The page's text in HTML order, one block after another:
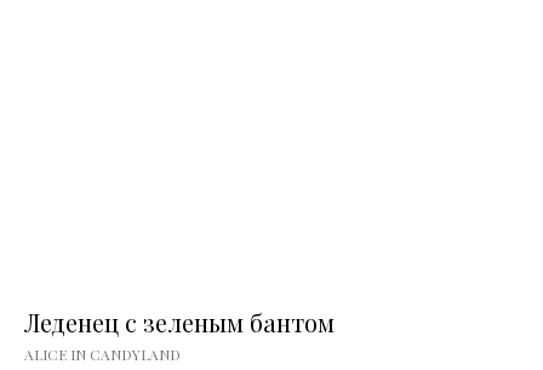
Леденец с зеленым бантом
ALICE IN CANDYLAND